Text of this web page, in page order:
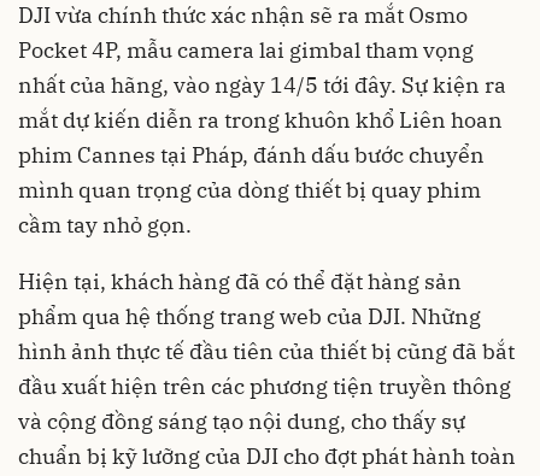
DJI vừa chính thức xác nhận sẽ ra mắt Osmo
Pocket 4P, mẫu camera lai gimbal tham vọng
nhất của hãng, vào ngày 14/5 tới đây. Sự kiện ra
mắt dự kiến diễn ra trong khuôn khổ Liên hoan
phim Cannes tại Pháp, đánh dấu bước chuyển
mình quan trọng của dòng thiết bị quay phim
cầm tay nhỏ gọn.
Hiện tại, khách hàng đã có thể đặt hàng sản
phẩm qua hệ thống trang web của DJI. Những
hình ảnh thực tế đầu tiên của thiết bị cũng đã bắt
đầu xuất hiện trên các phương tiện truyền thông
và cộng đồng sáng tạo nội dung, cho thấy sự
chuẩn bị kỹ lưỡng của DJI cho đợt phát hành toàn